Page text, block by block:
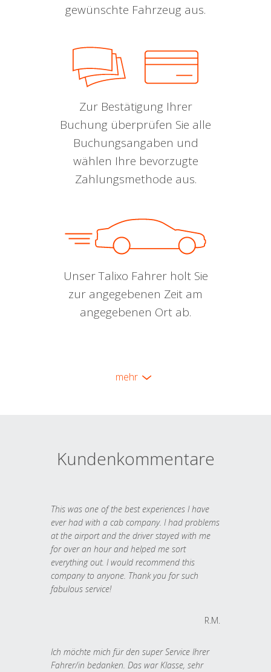
gewünschte Fahrzeug aus.
Zur Bestätigung Ihrer
Buchung überprüfen Sie alle
Buchungsangaben und
wählen Ihre bevorzugte
Zahlungsmethode aus.
Unser Talixo Fahrer holt Sie
zur angegebenen Zeit am
angegebenen Ort ab.
mehr
Kundenkommentare
This was one of the best experiences I have
ever had with a cab company. I had problems
at the airport and the driver stayed with me
for over an hour and helped me sort
everything out. I would recommend this
company to anyone. Thank you for such
fabulous service!
R.M.
Ich möchte mich für den super Service Ihrer
Fahrer/in bedanken. Das war Klasse, sehr